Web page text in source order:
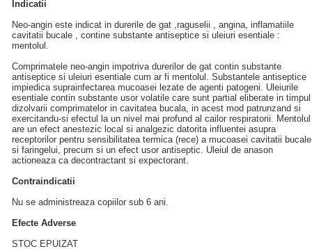
Indicatii
Neo-angin este indicat in durerile de gat ,raguselii , angina, inflamatiile
cavitatii bucale , contine substante antiseptice si uleiuri esentiale :
mentolul.
Comprimatele neo-angin impotriva durerilor de gat contin substante
antiseptice si uleiuri esentiale cum ar fi mentolul. Substantele antiseptice
impiedica suprainfectarea mucoasei lezate de agenti patogeni. Uleiurile
esentiale contin substante usor volatile care sunt partial eliberate in timpul
dizolvarii comprimatelor in cavitatea bucala, in acest mod patrunzand si
exercitandu-si efectul la un nivel mai profund al cailor respiratorii. Mentolul
are un efect anestezic local si analgezic datorita influentei asupra
receptorilor pentru sensibilitatea termica (rece) a mucoasei cavitatii bucale
si faringelui, precum si un efect usor antiseptic. Uleiul de anason
actioneaza ca decontractant si expectorant.
Contraindicatii
Nu se administreaza copiilor sub 6 ani.
Efecte Adverse
STOC EPUIZAT